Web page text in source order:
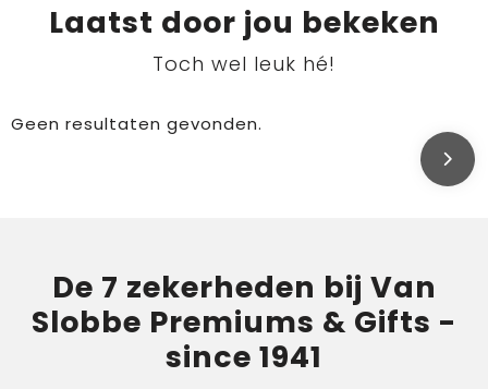
Laatst door jou bekeken
Toch wel leuk hé!
Geen resultaten gevonden.
De 7 zekerheden bij Van
Slobbe Premiums & Gifts -
since 1941